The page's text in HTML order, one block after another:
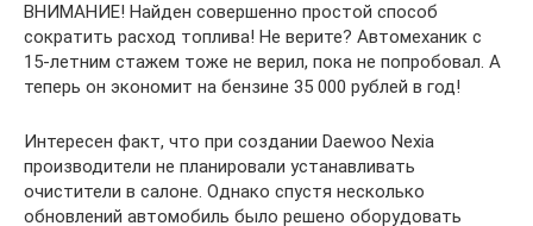
ВНИМАНИЕ! Найден совершенно простой способ
сократить расход топлива! Не верите? Автомеханик с
15-летним стажем тоже не верил, пока не попробовал. А
теперь он экономит на бензине 35 000 рублей в год!
Интересен факт, что при создании Daewoo Nexia
производители не планировали устанавливать
очистители в салоне. Однако спустя несколько
обновлений автомобиль было решено оборудовать